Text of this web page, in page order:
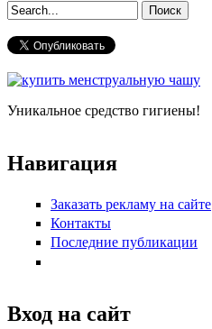
Форма поиска
Уникальное средство гигиены!
Навигация
Заказать рекламу на сайте
Контакты
Последние публикации
Вход на сайт